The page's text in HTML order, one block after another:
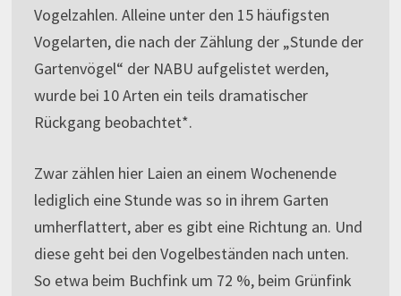
Vogelzahlen. Alleine unter den 15 häufigsten
Vogelarten, die nach der Zählung der „Stunde der
Gartenvögel“ der NABU aufgelistet werden,
wurde bei 10 Arten ein teils dramatischer
Rückgang beobachtet*.
Zwar zählen hier Laien an einem Wochenende
lediglich eine Stunde was so in ihrem Garten
umherflattert, aber es gibt eine Richtung an. Und
diese geht bei den Vogelbeständen nach unten.
So etwa beim Buchfink um 72 %, beim Grünfink